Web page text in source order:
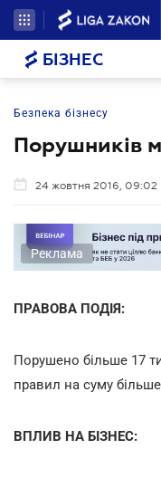
БІЗНЕС
Безпека бізнесу
Порушників
24 жовтня 2016, 09:02
Реклама
ПРАВОВА ПОДІЯ:
Порушено більше 17
правил на суму
ВПЛИВ НА БІЗНЕС: